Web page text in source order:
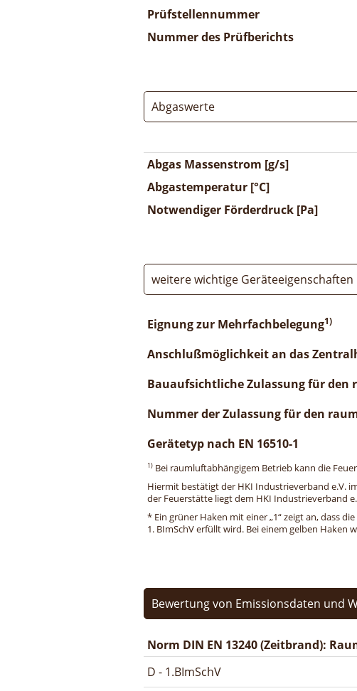
Prüfstellennummer
Nummer des Prüfberichts
Abgaswerte
Abgas Massenstrom [g/s]
Abgastemperatur [°C]
Notwendiger Förderdruck [Pa]
weitere wichtige Geräteeigenschaften
Eignung zur Mehrfachbelegung1)
Anschlußmöglichkeit an das
Bauaufsichtliche Zulassung für
Nummer der Zulassung für den
Gerätetyp nach EN 16510-1
1) Bei raumluftabhängigem Betrieb kann die
Hiermit bestätigt der HKI Industrieverband e.V.
der Feuerstätte liegt dem HKI Industrieverband
* Ein grüner Haken mit einer „1“ zeigt an, dass
1. BImSchV erfüllt wird. Bei einem gelben Haken
Bewertung von Emissionsdaten und
Norm DIN EN 13240 (Zeitbrand):
D - 1.BImSchV